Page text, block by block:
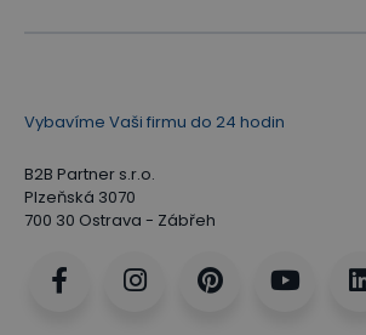
Vybavíme Vaši firmu do 24 hodin
B2B Partner s.r.o.
Plzeňská 3070
700 30 Ostrava - Zábřeh